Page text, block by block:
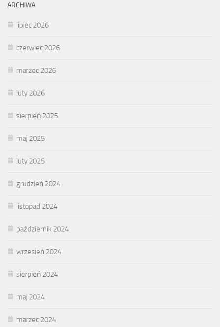
ARCHIWA
lipiec 2026
czerwiec 2026
marzec 2026
luty 2026
sierpień 2025
maj 2025
luty 2025
grudzień 2024
listopad 2024
październik 2024
wrzesień 2024
sierpień 2024
maj 2024
marzec 2024